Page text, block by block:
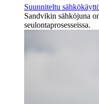
Suunniteltu
Sandvikin sähköjuna
seulontaprosesseissa.